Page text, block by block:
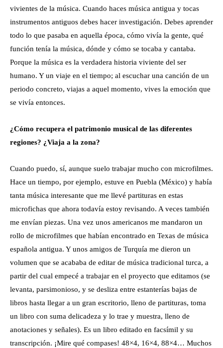
vivientes de la música. Cuando haces música antigua y tocas
instrumentos antiguos debes hacer investigación. Debes aprender
todo lo que pasaba en aquella época, cómo vivía la gente, qué
función tenía la música, dónde y cómo se tocaba y cantaba.
Porque la música es la verdadera historia viviente del ser
humano. Y un viaje en el tiempo; al escuchar una canción de un
periodo concreto, viajas a aquel momento, vives la emoción que
se vivía entonces.
¿Cómo recupera el patrimonio musical de las diferentes
regiones? ¿Viaja a la zona?
Cuando puedo, sí, aunque suelo trabajar mucho con microfilmes.
Hace un tiempo, por ejemplo, estuve en Puebla (México) y había
tanta música interesante que me llevé partituras en estas
microfichas que ahora todavía estoy revisando. A veces también
me envían piezas. Una vez unos americanos me mandaron un
rollo de microfilmes que habían encontrado en Texas de música
española antigua. Y unos amigos de Turquía me dieron un
volumen que se acababa de editar de música tradicional turca, a
partir del cual empecé a trabajar en el proyecto que editamos (se
levanta, parsimonioso, y se desliza entre estanterías bajas de
libros hasta llegar a un gran escritorio, lleno de partituras, toma
un libro con suma delicadeza y lo trae y muestra, lleno de
anotaciones y señales). Es un libro editado en facsímil y su
transcripción. ¡Mire qué compases! 48×4, 16×4, 88×4… Muchos